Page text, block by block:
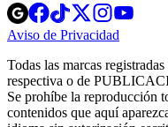
Opens
in
new
Opens
in
new
Opens
in
new
window
Opens
new
window
Aviso de Privacidad
new
window
Todas las marcas
respectiva o de
Se prohíbe la reproducción
contenidos que aquí